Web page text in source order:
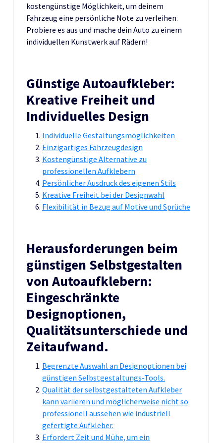
kostengünstige Möglichkeit, um deinem
Fahrzeug eine persönliche Note zu verleihen.
Probiere es aus und mache dein Auto zu einem
individuellen Kunstwerk auf Rädern!
Günstige Autoaufkleber:
Kreative Freiheit und
Individuelles Design
Individuelle Gestaltungsmöglichkeiten
Einzigartiges Fahrzeugdesign
Kostengünstige Alternative zu
professionellen Aufklebern
Persönlicher Ausdruck des eigenen Stils
Kreative Freiheit bei der Designwahl
Flexibilität in Bezug auf Motive und Sprüche
Herausforderungen beim
günstigen Selbstgestalten
von Autoaufklebern:
Eingeschränkte
Designoptionen,
Qualitätsunterschiede und
Zeitaufwand.
Begrenzte Auswahl an Designoptionen bei
günstigen Selbstgestaltungs-Tools.
Qualität der selbstgestalteten Aufkleber
kann variieren und möglicherweise nicht so
professionell aussehen wie industriell
gefertigte Aufkleber.
Erfordert Zeit und Mühe, um ein